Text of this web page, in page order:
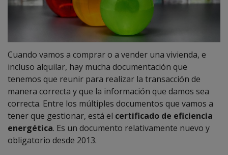
Cuando vamos a comprar o a vender una vivienda, e
incluso alquilar, hay mucha documentación que
tenemos que reunir para realizar la transacción de
manera correcta y que la información que damos sea
correcta. Entre los múltiples documentos que vamos a
tener que gestionar, está el certificado de eficiencia
energética. Es un documento relativamente nuevo y
obligatorio desde 2013.